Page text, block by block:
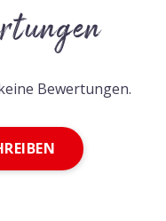
Bewertungen.